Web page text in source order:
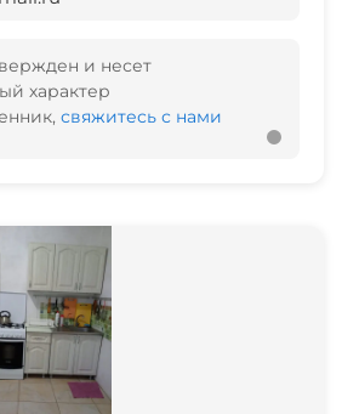
и несет
характер
свяжитесь с нами